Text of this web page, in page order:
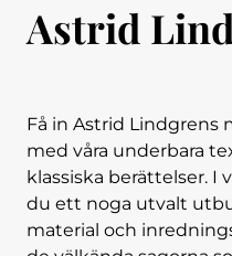
Astrid
Få in Astrid Lindgrens
med våra underbara
klassiska berättelser.
du ett noga utvalt
material och